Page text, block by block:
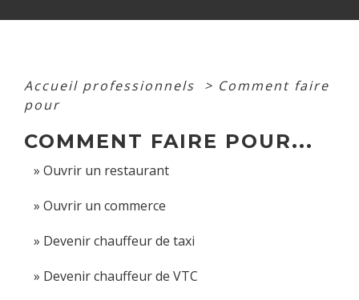
Accueil professionnels > Comment faire
pour
COMMENT FAIRE POUR...
Ouvrir un restaurant
Ouvrir un commerce
Devenir chauffeur de taxi
Devenir chauffeur de VTC